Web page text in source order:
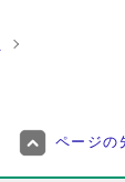
ページの